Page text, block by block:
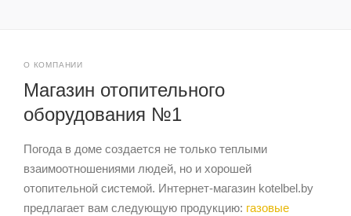
О КОМПАНИИ
Магазин отопительного
оборудования №1
Погода в доме создается не только теплыми
взаимоотношениями людей, но и хорошей
отопительной системой. Интернет-магазин kotelbel.by
предлагает вам следующую продукцию: газовые